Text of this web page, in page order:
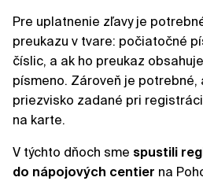
Pre uplatnenie zľavy je
preukazu v tvare: počiatočné
číslic, a ak ho preukaz
písmeno. Zároveň je potrebné,
priezvisko zadané pri
na karte.
V týchto dňoch sme spustili
do nápojových centier na